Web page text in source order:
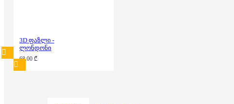
3D ფაზლი -
ლონდონი
68.00 ₾